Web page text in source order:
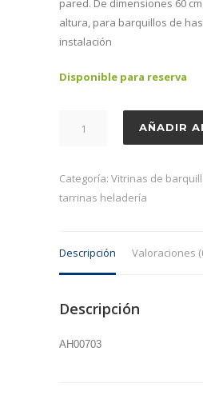
pared. De dimensiones 60
altura, para barquillos de
instalación
Disponible para reserva
pared
cantidad
AÑADIR
Categoría: Vitrinas de
tarrinas heladería
Descripción Valoraciones
Descripción
AH00703